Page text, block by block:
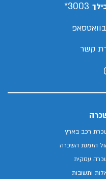
3003*
קשר
רכב בארץ
הזמנת השכרה
עסקית
ותשובות